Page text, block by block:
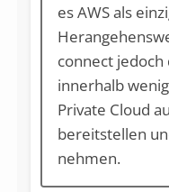
es AWS als
connect jedoch
innerhalb
Private Cloud
bereitstellen
nehmen.